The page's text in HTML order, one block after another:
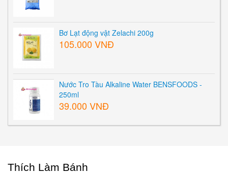
Bơ Lạt động vật Zelachi 200g
105.000 VNĐ
Nước Tro Tàu Alkaline Water BENSFOODS -
250ml
39.000 VNĐ
Thích Làm Bánh